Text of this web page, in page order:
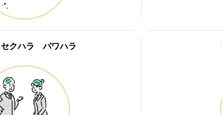
セクハラ パワハラ